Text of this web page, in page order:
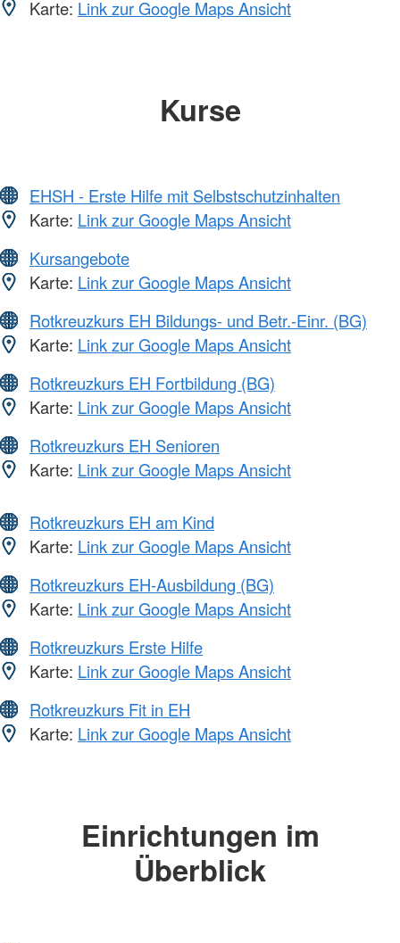
Karte: Link zur Google Maps Ansicht
Kurse
EHSH - Erste Hilfe mit Selbstschutzinhalten
Karte: Link zur Google Maps Ansicht
Kursangebote
Karte: Link zur Google Maps Ansicht
Rotkreuzkurs EH Bildungs- und Betr.-Einr. (BG)
Karte: Link zur Google Maps Ansicht
Rotkreuzkurs EH Fortbildung (BG)
Karte: Link zur Google Maps Ansicht
Rotkreuzkurs EH Senioren
Karte: Link zur Google Maps Ansicht
Rotkreuzkurs EH am Kind
Karte: Link zur Google Maps Ansicht
Rotkreuzkurs EH-Ausbildung (BG)
Karte: Link zur Google Maps Ansicht
Rotkreuzkurs Erste Hilfe
Karte: Link zur Google Maps Ansicht
Rotkreuzkurs Fit in EH
Karte: Link zur Google Maps Ansicht
Einrichtungen im
Überblick